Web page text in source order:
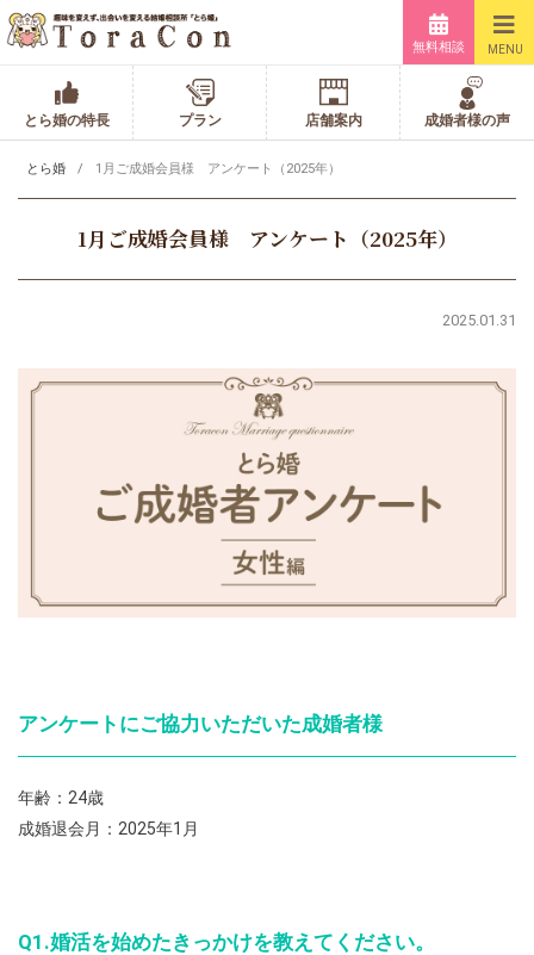
無料相談 MENU
とら婚の特長 プラン 店舗案内 成婚者様の声
とら婚 1月ご成婚会員様 アンケート（2025年）
1月ご成婚会員様 アンケート（2025年）
2025.01.31
アンケートにご協力いただいた成婚者様
年齢：24歳
成婚退会月：2025年1月
Q1.婚活を始めたきっかけを教えてください。